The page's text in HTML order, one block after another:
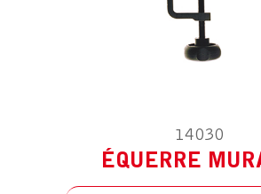
14030
ÉQUERRE
PIED ROULANT